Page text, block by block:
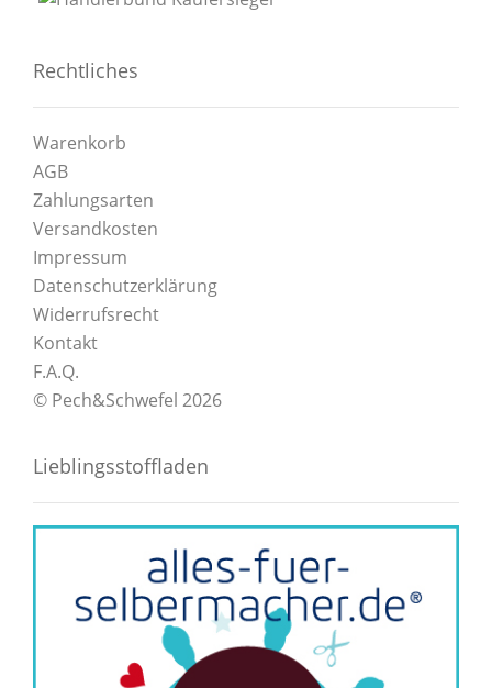
Rechtliches
Warenkorb
AGB
Zahlungsarten
Versandkosten
Impressum
Datenschutzerklärung
Widerrufsrecht
Kontakt
F.A.Q.
© Pech&Schwefel 2026
Lieblingsstoffladen